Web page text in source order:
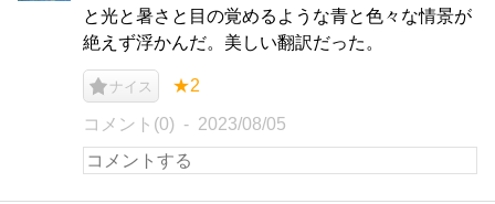
と光と暑さと目の覚めるような青と色々な情景が
絶えず浮かんだ。美しい翻訳だった。
ナイス ★2
コメント(0) 2023/08/05